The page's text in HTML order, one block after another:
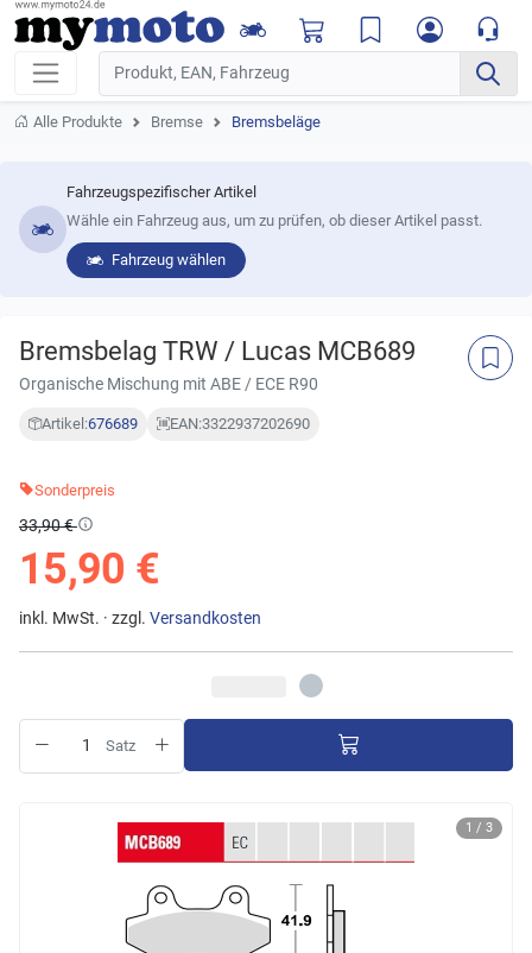
Alle Produkte Bremse Bremsbeläge
Fahrzeugspezifischer Artikel
Wähle ein Fahrzeug aus, um zu prüfen, ob dieser Artikel passt.
Fahrzeug wählen
Bremsbelag TRW / Lucas MCB689
Organische Mischung mit ABE / ECE R90
Artikel:676689 EAN:3322937202690
1 / 3
Sonderpreis
33,90 €
15,90 €
inkl. MwSt. · zzgl. Versandkosten
Satz